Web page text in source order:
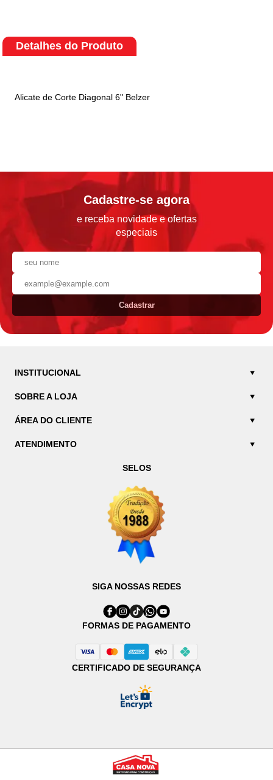
Detalhes do Produto
Alicate de Corte Diagonal 6" Belzer
Cadastre-se agora
e receba novidade e ofertas
especiais
Cadastrar
INSTITUCIONAL
SOBRE A LOJA
ÁREA DO CLIENTE
ATENDIMENTO
SELOS
SIGA NOSSAS REDES
FORMAS DE PAGAMENTO
CERTIFICADO DE SEGURANÇA